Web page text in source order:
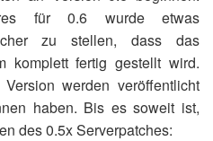
für 0.6 wurde etwas
zu stellen, dass das
komplett fertig gestellt wird.
werden veröffentlicht
haben. Bis es soweit ist,
des 0.5x Serverpatches: